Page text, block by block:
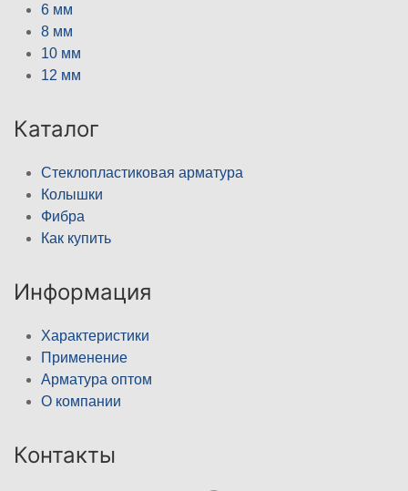
6 мм
8 мм
10 мм
12 мм
Каталог
Стеклопластиковая арматура
Колышки
Фибра
Как купить
Информация
Характеристики
Применение
Арматура оптом
О компании
Контакты